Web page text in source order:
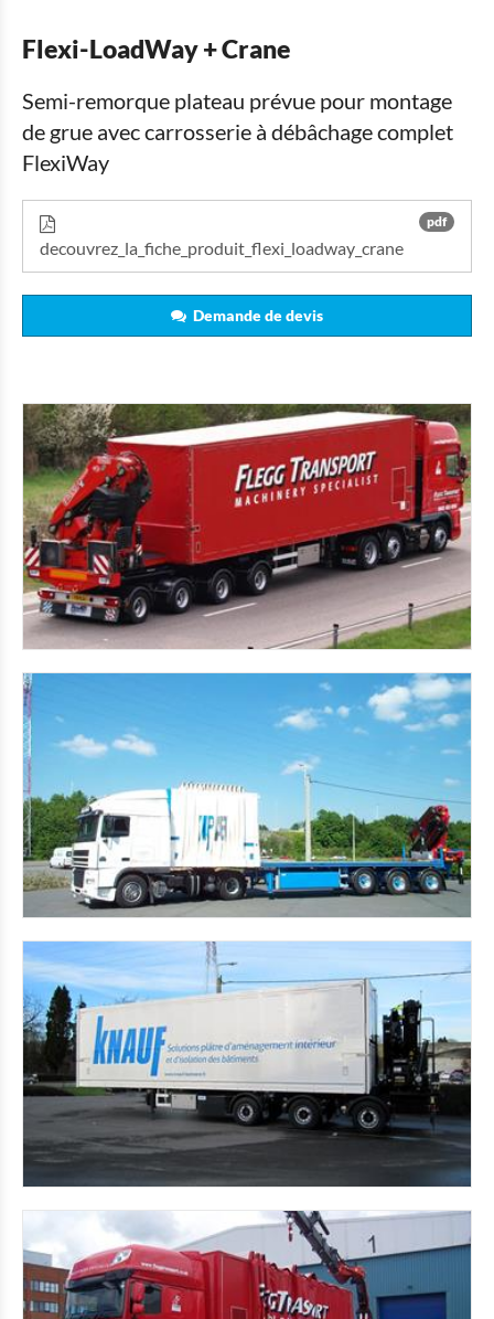
Flexi-LoadWay + Crane
Semi-remorque plateau prévue pour montage
de grue avec carrosserie à débâchage complet
FlexiWay
pdf
decouvrez_la_fiche_produit_flexi_loadway_crane
Demande de devis